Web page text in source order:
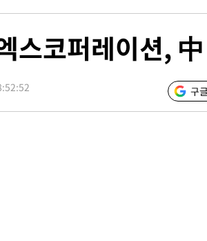
과…쇄신의 기회로 삼겠다"
대 150㎜ 비
기고 담벼락 붕괴
견…감정가 1.3억원
스코퍼레이션,
구